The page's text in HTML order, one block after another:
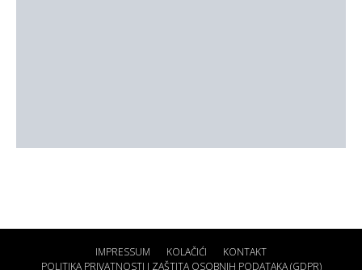
IMPRESSUM KOLAČIĆI
KONTAKT
POLITIKA PRIVATNOSTI I ZAŠTITA OSOBNIH PODATAKA (GDPR)